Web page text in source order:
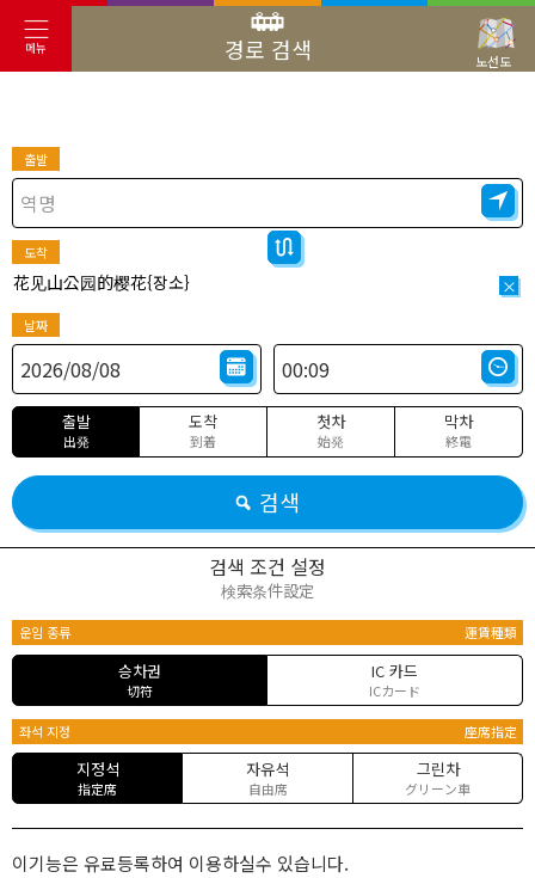
메뉴 경로 검색 노선도
출발
도착
花见山公园的樱花{장소} ×
날짜
출발
出発
도착
到着
첫차
始発
막차
終電
검색
검색 조건 설정
検索条件設定
운임 종류 運賃種類
승차권
切符
IC 카드
ICカード
좌석 지정 座席指定
지정석
指定席
자유석
自由席
그린차
グリーン車
이기능은 유료등록하여 이용하실수 있습니다.